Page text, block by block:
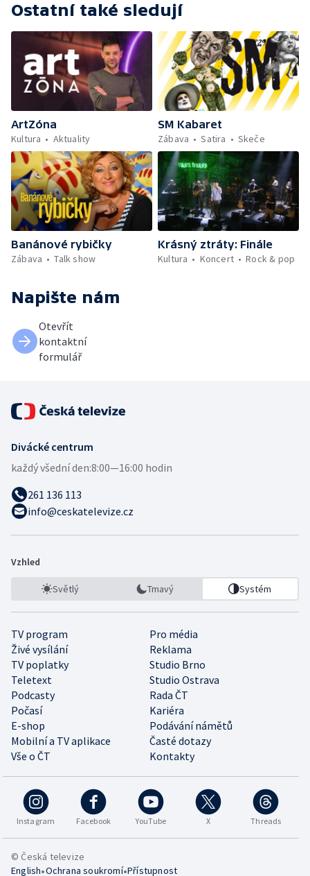
Ostatní také sledují
ArtZóna
Kultura
Aktuality
SM Kabaret
Zábava
Satira Skeče
Banánové rybičky
Zábava
Talk show
Krásný ztráty: Finále
Kultura
Koncert Rock & pop
Napište nám
Otevřít
kontaktní
formulář
Divácké centrum
každý všední den:8:00—16:00 hodin
261 136 113
info@ceskatelevize.cz
Vzhled
Světlý Tmavý Systém
TV program
Pro média
Živé vysílání
Reklama
TV poplatky
Studio Brno
Teletext
Studio Ostrava
Podcasty
Rada ČT
Počasí
Kariéra
E-shop
Podávání námětů
Mobilní a TV aplikace
Časté dotazy
Vše o ČT
Kontakty
Instagram Facebook YouTube X Threads
© Česká televize
English•Ochrana soukromí•Přístupnost